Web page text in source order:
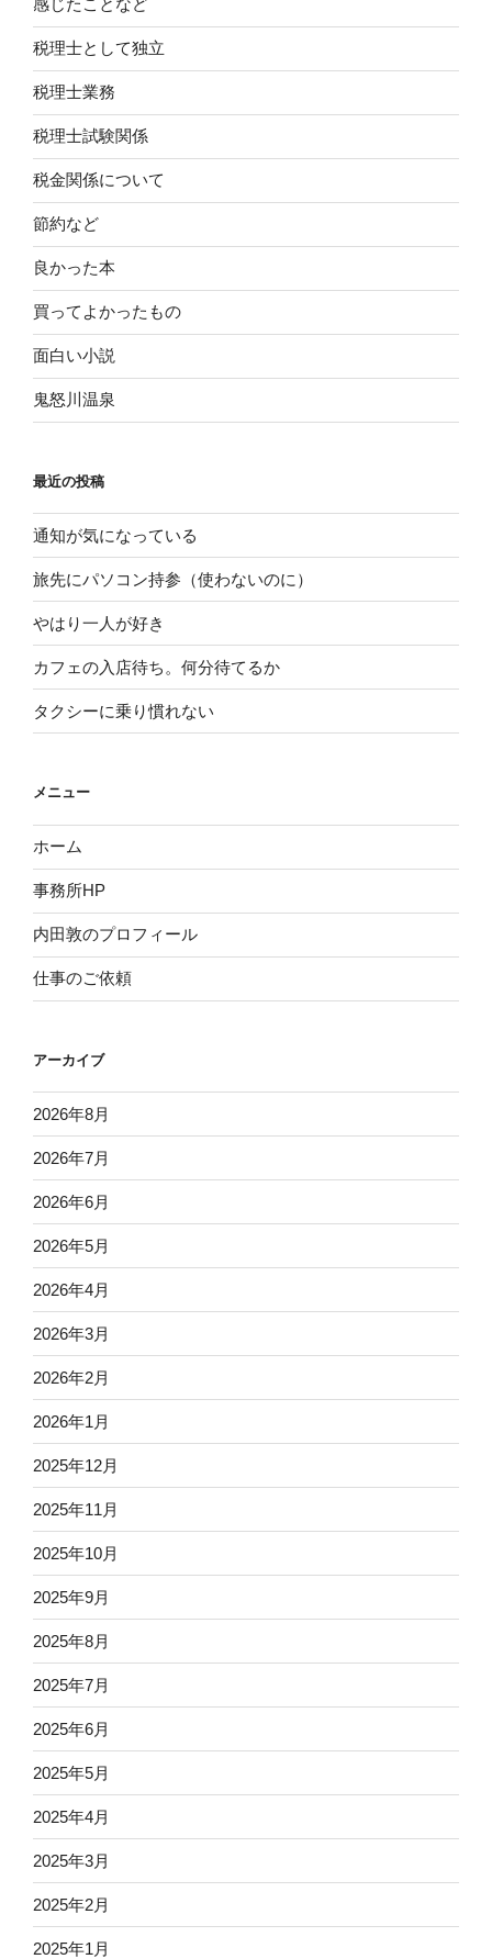
感じたことなど
税理士として独立
税理士業務
税理士試験関係
税金関係について
節約など
良かった本
買ってよかったもの
面白い小説
鬼怒川温泉
最近の投稿
通知が気になっている
旅先にパソコン持参（使わないのに）
やはり一人が好き
カフェの入店待ち。何分待てるか
タクシーに乗り慣れない
メニュー
ホーム
事務所HP
内田敦のプロフィール
仕事のご依頼
アーカイブ
2026年8月
2026年7月
2026年6月
2026年5月
2026年4月
2026年3月
2026年2月
2026年1月
2025年12月
2025年11月
2025年10月
2025年9月
2025年8月
2025年7月
2025年6月
2025年5月
2025年4月
2025年3月
2025年2月
2025年1月